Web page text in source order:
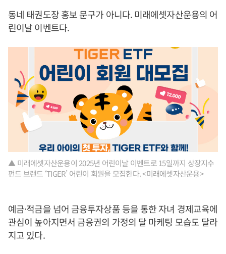
동네 태권도장 홍보 문구가 아니다. 미래에셋자산운용의 어
린이날 이벤트다.
▲ 미래에셋자산운용이 2025년 어린이날 이벤트로 15일까지 상장지수
펀드 브랜드 ‘TIGER’ 어린이 회원을 모집한다. <미래에셋자산운용>
예금·적금을 넘어 금융투자상품 등을 통한 자녀 경제교육에
관심이 높아지면서 금융권의 가정의 달 마케팅 모습도 달라
지고 있다.